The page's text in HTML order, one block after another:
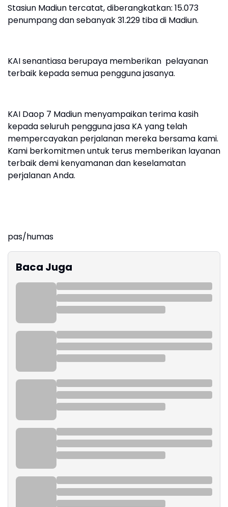
Stasiun Madiun tercatat, diberangkatkan: 15.073
penumpang dan sebanyak 31.229 tiba di Madiun.
KAI senantiasa berupaya memberikan pelayanan
terbaik kepada semua pengguna jasanya.
KAI Daop 7 Madiun menyampaikan terima kasih
kepada seluruh pengguna jasa KA yang telah
mempercayakan perjalanan mereka bersama kami.
Kami berkomitmen untuk terus memberikan layanan
terbaik demi kenyamanan dan keselamatan
perjalanan Anda.
pas/humas
Baca Juga